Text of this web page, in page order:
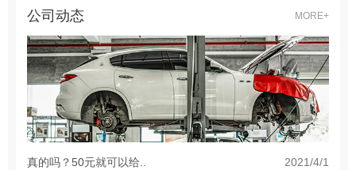
公司动态 MORE+
2021/4/1
真的吗？50元就可以给..